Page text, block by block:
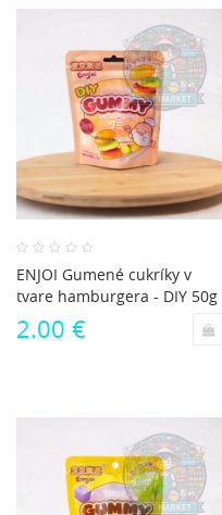
ENJOI Gumené cukríky v
tvare hamburgera - DIY 50g
2.00 €